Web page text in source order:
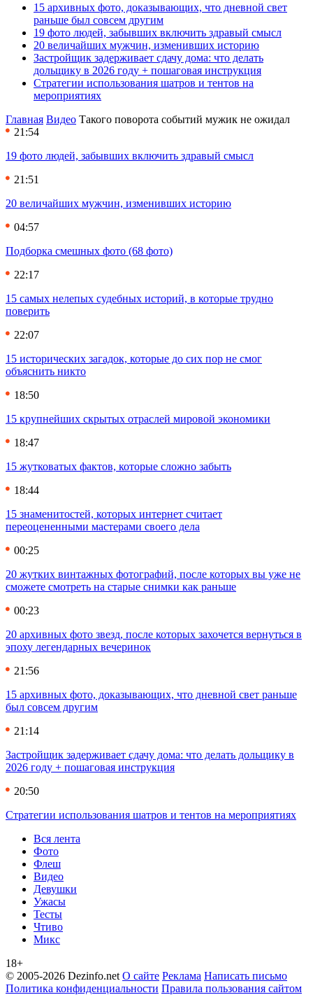
15 архивных фото, доказывающих, что дневной свет
раньше был совсем другим
19 фото людей, забывших включить здравый смысл
20 величайших мужчин, изменивших историю
Застройщик задерживает сдачу дома: что делать
дольщику в 2026 году + пошаговая инструкция
Стратегии использования шатров и тентов на
мероприятиях
Главная Видео Такого поворота событий мужик не ожидал
21:54
19 фото людей, забывших включить здравый смысл
21:51
20 величайших мужчин, изменивших историю
04:57
Подборка смешных фото (68 фото)
22:17
15 самых нелепых судебных историй, в которые трудно
поверить
22:07
15 исторических загадок, которые до сих пор не смог
объяснить никто
18:50
15 крупнейших скрытых отраслей мировой экономики
18:47
15 жутковатых фактов, которые сложно забыть
18:44
15 знаменитостей, которых интернет считает
переоцененными мастерами своего дела
00:25
20 жутких винтажных фотографий, после которых вы уже не
сможете смотреть на старые снимки как раньше
00:23
20 архивных фото звезд, после которых захочется вернуться в
эпоху легендарных вечеринок
21:56
15 архивных фото, доказывающих, что дневной свет раньше
был совсем другим
21:14
Застройщик задерживает сдачу дома: что делать дольщику в
2026 году + пошаговая инструкция
20:50
Стратегии использования шатров и тентов на мероприятиях
Вся лента
Фото
Флеш
Видео
Девушки
Ужасы
Тесты
Чтиво
Микс
18+
© 2005-2026 Dezinfo.net О сайте Реклама Написать письмо
Политика конфиденциальности Правила пользования сайтом